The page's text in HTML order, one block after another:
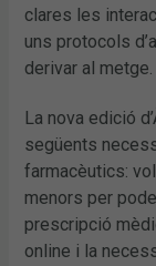
clares les
uns protocols
derivar al metge.
La nova edició
següents
farmacèutics:
menors per
prescripció
online i la